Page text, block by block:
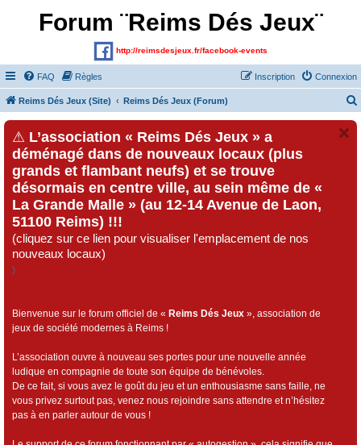
Forum ¨Reims Dés Jeux¨
http://reimsdesjeux.fr/facebook-events
FAQ Règles Connexion
Inscription
Reims Dés Jeux (Site) Reims Dés Jeux (Forum)
⚠ L’association « Reims Dés Jeux » a
déménagé dans de nouveaux locaux (plus
grands et flambant neufs) et se trouve
désormais en centre ville, au sein même de «
La Grande Malle » (au 12-14 Avenue de Laon,
51100 Reims) !!!
(cliquez sur ce lien pour visualiser l'emplacement de nos
nouveaux locaux)
)
Bienvenue sur le forum officiel de « Reims Dés Jeux », association de
jeux de société modernes à Reims !
L’association ouvre à nouveau ses portes pour une nouvelle année
ludique en compagnie de toute son équipe de bénévoles.
De ce fait, si vous avez le goût du jeu et un enthousiasme sans faille, ne
vous privez surtout pas, venez nous rejoindre sans attendre et n’hésitez
pas à en parler autour de vous !